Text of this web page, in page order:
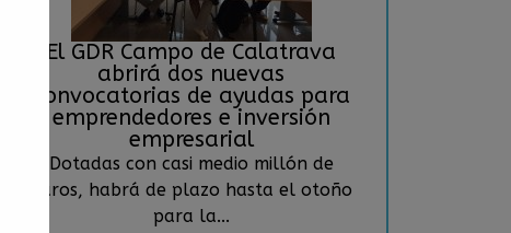
El GDR Campo de Calatrava
abrirá dos nuevas
convocatorias de ayudas para
emprendedores e inversión
empresarial
Dotadas con casi medio millón de
euros, habrá de plazo hasta el otoño
para la...